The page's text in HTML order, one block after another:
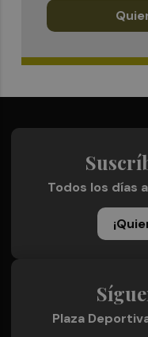
Todos los días
Plaza